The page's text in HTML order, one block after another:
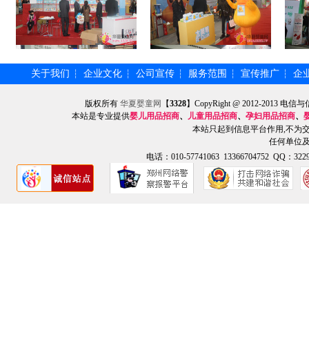
关于我们 ┆ 企业文化 ┆ 公司宣传 ┆ 服务范围 ┆ 宣传推广 ┆ 企
版权所有华夏婴童网 【3328】CopyRight @ 2012-2013 电信
本站是专业提供婴儿用品招商、 儿童用品招商、 孕妇用品招商、
本站只起到信息平台作用,不为
任何单位
电话：010-57741063 13366704752 QQ：